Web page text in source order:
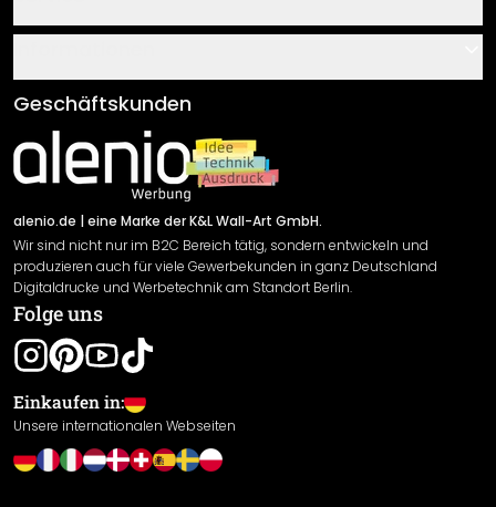
Über uns
Klebe- und Montageanleitungen
Newsletter An-/Abmeldung
Sendungsverfolgung
AGB
Impressum
Versand & Zahlung
Rücksendung
Widerrufsrecht
Datenschutzerklärung
Gewährleistung
Leistungserklärung / CE-Zeichen
Cookie Einstellungen
Geschäftskunden
alenio.de | eine Marke der K&L Wall-Art GmbH.
Wir sind nicht nur im B2C Bereich tätig, sondern entwickeln und
produzieren auch für viele Gewerbekunden in ganz Deutschland
Digitaldrucke und Werbetechnik am Standort Berlin.
Folge uns
Einkaufen in:
Unsere internationalen Webseiten